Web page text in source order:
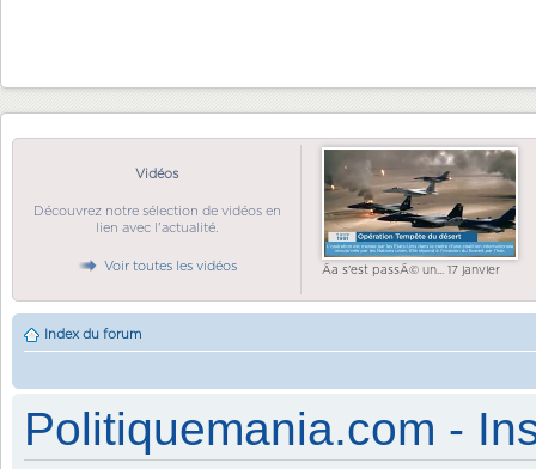
Vidéos
Découvrez notre sélection de vidéos en
lien avec l'actualité.
Voir toutes les vidéos Ãa s'est passÃ© un... 17 janvier
Index du forum
Politiquemania.com -